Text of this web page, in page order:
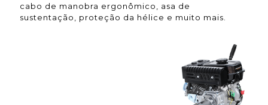
cabo de manobra ergonômico, asa de
sustentação, proteção da hélice e muito mais.